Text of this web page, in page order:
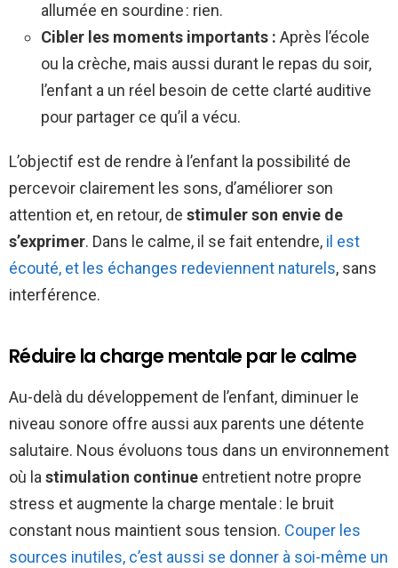
allumée en sourdine : rien.
Cibler les moments importants : Après l’école
ou la crèche, mais aussi durant le repas du soir,
l’enfant a un réel besoin de cette clarté auditive
pour partager ce qu’il a vécu.
L’objectif est de rendre à l’enfant la possibilité de
percevoir clairement les sons, d’améliorer son
attention et, en retour, de stimuler son envie de
s’exprimer. Dans le calme, il se fait entendre, il est
écouté, et les échanges redeviennent naturels, sans
interférence.
Réduire la charge mentale par le calme
Au-delà du développement de l’enfant, diminuer le
niveau sonore offre aussi aux parents une détente
salutaire. Nous évoluons tous dans un environnement
où lastimulation continue entretient notre propre
stress et augmente la charge mentale : le bruit
constant nous maintient sous tension. Couper les
sources inutiles, c’est aussi se donner à soi-même un